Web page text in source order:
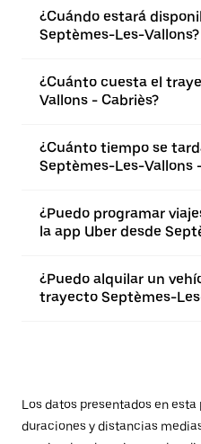
¿Cuándo estará
Septèmes-Les-Vallons?
¿Cuánto cuesta el
Vallons - Cabriès?
¿Cuánto tiempo se
Septèmes-Les-Vallons
¿Puedo programar
la app Uber desde
¿Puedo alquilar un
trayecto Septèmes-
Los datos presentados en
duraciones y distancias